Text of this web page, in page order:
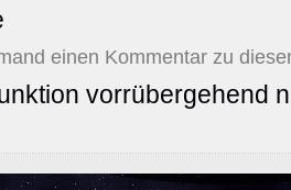
einen Kommentar zu
vorrübergehend